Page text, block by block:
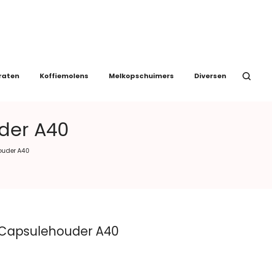
Koffiemolens Melkopschuimers Diversen
A40
A40
A40